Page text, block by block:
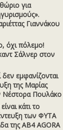
για
Γιαννάκου
όχι πόλεµο!
Σάλνερ στον
δεν εµφανίζονται
της Μαρίας
Πουλάκο
κάτι το
των ΦΥΤΑ
της AB4 AGORA